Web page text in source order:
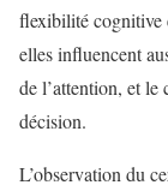
flexibilité cognitive
elles influencent
de l’attention, et le
décision.
L’observation du